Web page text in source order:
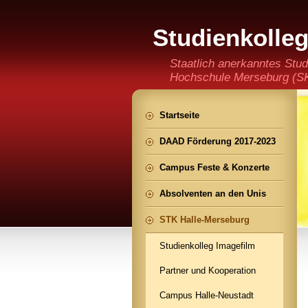
(staatlich
Staatlich anerkanntes
Hochschule Merseburg
der Ming CHENG Institut
Startseite
DAAD Förderung 2017-2023
Campus Feste & Konzerte
Absolventen an den Unis
STK Halle-Merseburg
Studienkolleg Imagefilm
Partner und Kooperation
Campus Halle-Neustadt